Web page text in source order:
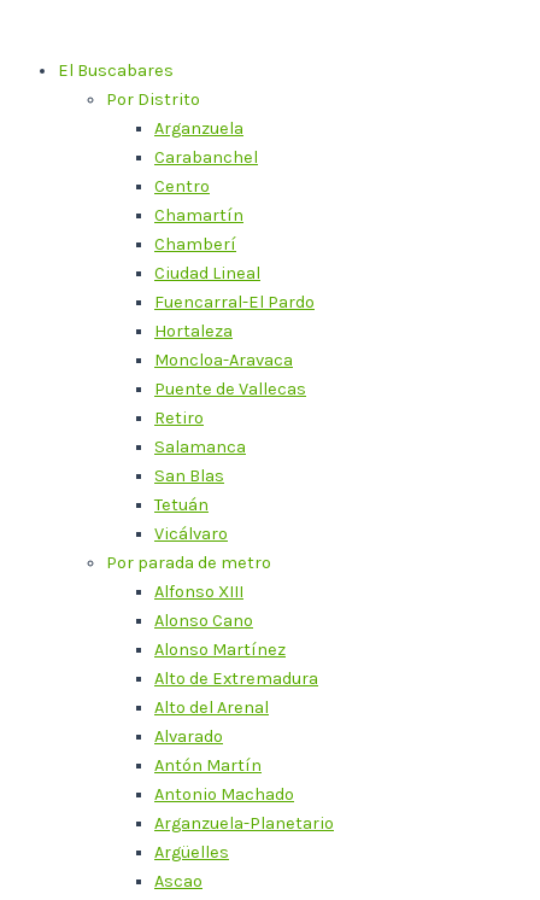
contenidoEl Buscabares
Por Distrito
Arganzuela
Carabanchel
Centro
Chamartín
Chamberí
Ciudad Lineal
Fuencarral-El Pardo
Hortaleza
Moncloa-Aravaca
Puente de Vallecas
Retiro
Salamanca
San Blas
Tetuán
Vicálvaro
Por parada de metro
Alfonso XIII
Alonso Cano
Alonso Martínez
Alto de Extremadura
Alto del Arenal
Alvarado
Antón Martín
Antonio Machado
Arganzuela-Planetario
Argüelles
Ascao